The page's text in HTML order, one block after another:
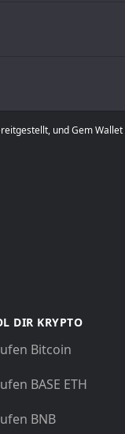
und Gem
DIR KRYPTO
Bitcoin
BASE ETH
BNB